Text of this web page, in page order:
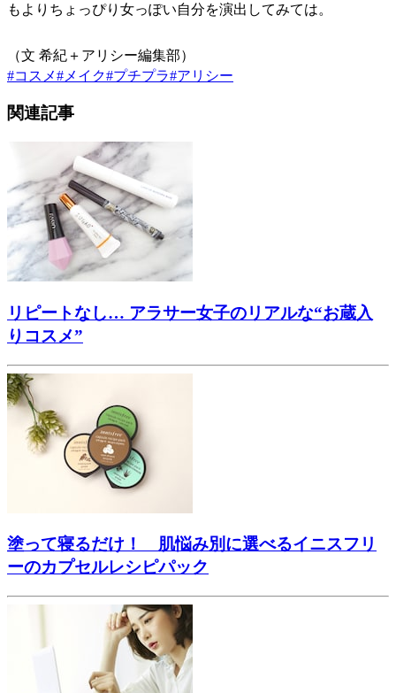
もよりちょっぴり女っぽい自分を演出してみては。
（文 希紀＋アリシー編集部）
#コスメ# メイク#プチプラ#アリシー
関連記事
リピートなし… アラサー女子のリアルな“お蔵入
りコスメ”
塗って寝るだけ！ 肌悩み別に選べるイニスフリ
ーのカプセルレシピパック